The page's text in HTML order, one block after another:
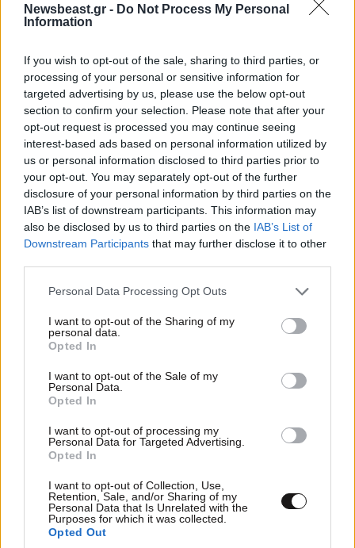
Newsbeast.gr - Do Not Process My Personal
Information
If you wish to opt-out of the sale, sharing to third parties, or
processing of your personal or sensitive information for
targeted advertising by us, please use the below opt-out
section to confirm your selection. Please note that after your
opt-out request is processed you may continue seeing
interest-based ads based on personal information utilized by
us or personal information disclosed to third parties prior to
your opt-out. You may separately opt-out of the further
disclosure of your personal information by third parties on the
IAB’s list of downstream participants. This information may
also be disclosed by us to third parties on the IAB’s List of
Downstream Participants that may further disclose it to other
Please note that this website/app uses one or more Google
not limited to your visit or usage behaviour. You may click to
grant or deny consent to Google and its third-party tags to
use your data for below specified purposes in below Google
consent section.
Personal Data Processing Opt Outs
I want to opt-out of the Sharing of my
personal data.
Opted In
I want to opt-out of the Sale of my
Personal Data.
Opted In
I want to opt-out of processing my
Personal Data for Targeted Advertising.
Opted In
I want to opt-out of Collection, Use,
Retention, Sale, and/or Sharing of my
Personal Data that Is Unrelated with the
Purposes for which it was collected.
Opted Out
Διαβάστε και ακολουθήστε τους κανόνες σχολιασμού
ΠΡΟΣΘΗΚΗ
Τονι 11·07·2025 21:15
Έλληνες και να μήν μπορούν να ταξιδέψουν στά νησιά
Απαντήστε